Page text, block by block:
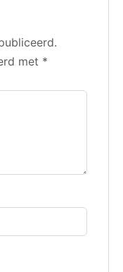
met *